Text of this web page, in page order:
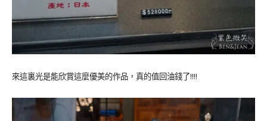
來這裏光是能欣賞這麼優美的作品，真的值回油錢了!!!!